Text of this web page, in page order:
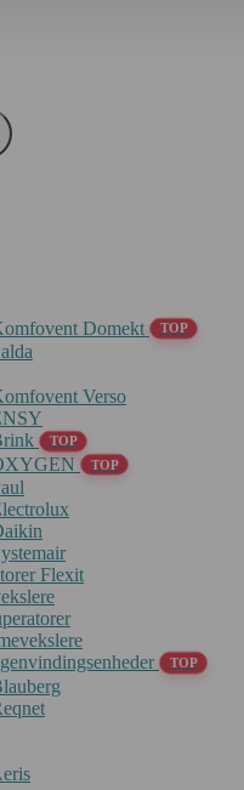
Domekt
TOP
Verso
TOP
TOP
Flexit
TOP